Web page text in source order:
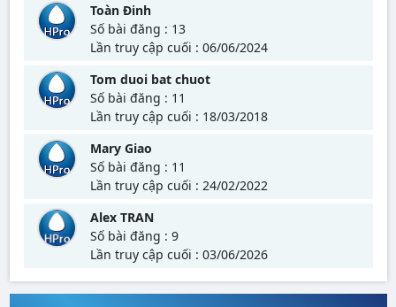
Toàn Đinh
Số bài đăng : 13
Lần truy cập cuối : 06/06/2024
Tom duoi bat chuot
Số bài đăng : 11
Lần truy cập cuối : 18/03/2018
Mary Giao
Số bài đăng : 11
Lần truy cập cuối : 24/02/2022
Alex TRAN
Số bài đăng : 9
Lần truy cập cuối : 03/06/2026